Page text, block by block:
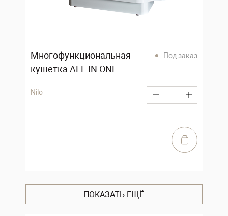
Многофункциональная
кушетка ALL IN ONE
Под заказ
Nilo
ПОКАЗАТЬ ЕЩЁ